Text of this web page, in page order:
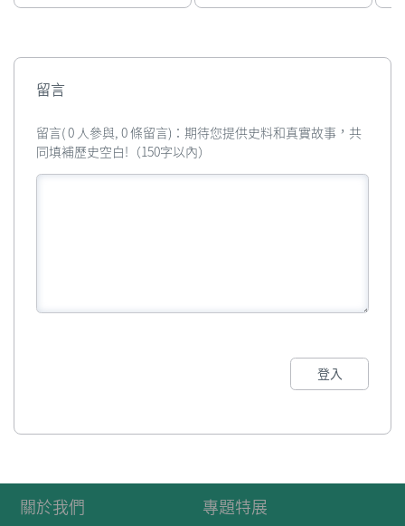
留言
留言( 0 人參與, 0 條留言)：期待您提供史料和真實故事，共
同填補歷史空白!（150字以內）
登入
關於我們
專題特展